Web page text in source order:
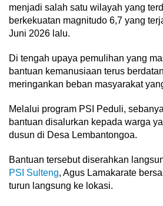
menjadi salah satu wilayah yang
berkekuatan magnitudo 6,7 yang
Juni 2026 lalu.
Di tengah upaya pemulihan yang
bantuan kemanusiaan terus
meringankan beban masyarakat
Melalui program PSI Peduli,
bantuan disalurkan kepada warga
dusun di Desa Lembantongoa.
Bantuan tersebut diserahkan
PSI Sulteng, Agus Lamakarate
turun langsung ke lokasi.